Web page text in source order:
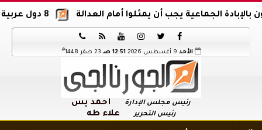
8 دول عربية وإسلامية تدين اقتحام المسجد الأقصى الجماعية يجب أن يمثلوا أمام العدالة






الأحد 12:51 صـ 23 صفر 1448 هـ
رئيس مجلس الإدارة أحمد يس
رئيس التحرير علاء طه